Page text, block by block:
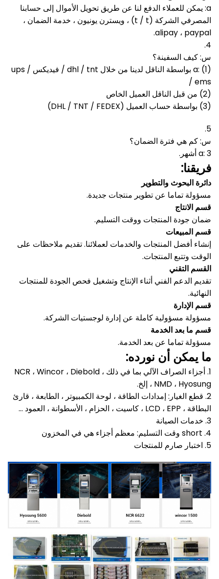
a: يمكن للعملاء الدفع لنا عن طريق تحويل الأموال إلى حسابنا
المصرفي الشركة (t / t) ، ويسترن يونيون ، خدمة الضمان ،
alipay ، paypal.
4.
س: كيف السفينة؟
a: (1) بواسطة الناقل لدينا من خلال dhl / tnt / فيديكس / ups
/ ems
(2) من قبل الناقل العميل الخاص
(3) بواسطة حساب العميل (DHL / TNT / FEDEX)
5.
س: كم هي فترة الضمان؟
a: 3 أشهر.
فريقنا:
دائرة البحوث والتطوير
مسؤولة تماما عن تطوير منتجات جديدة.
قسم الانتاج
ضمان جودة المنتجات ووقت التسليم.
قسم المبيعات
إنشاء أفضل المنتجات والخدمات لعملائنا.تقديم ملاحظات على
الوقت وتتبع المنتجات.
القسم التقني
تقديم الدعم الفني أثناء الإنتاج وتشغيل فحص الجودة للمنتجات
النهائية.
قسم الإدارة
مسؤولة مسؤولية كاملة عن إدارة لوجستيات الشركة.
قسم ما بعد الخدمة
مسؤولة تماما عن بعد الخدمة.
ما يمكن أن نورده:
1. أجزاء الصراف الآلي بما في ذلك NCR ، Wincor ، Diebold ،
NMD ، Hyosung ، إلخ.
2. قطع الغيار: إمدادات الطاقة ، لوحة الكمبيوتر ، الطابعة ، قارئ
البطاقة ، LCD ، EPP ، كاسيت ، الحزام ، الأسطوانة ، العمود ...
3. خدمات الصيانة
4. short وقت التسليم: معظم أجزاء هي في المخزون
5. اختبار صارم للمنتجات